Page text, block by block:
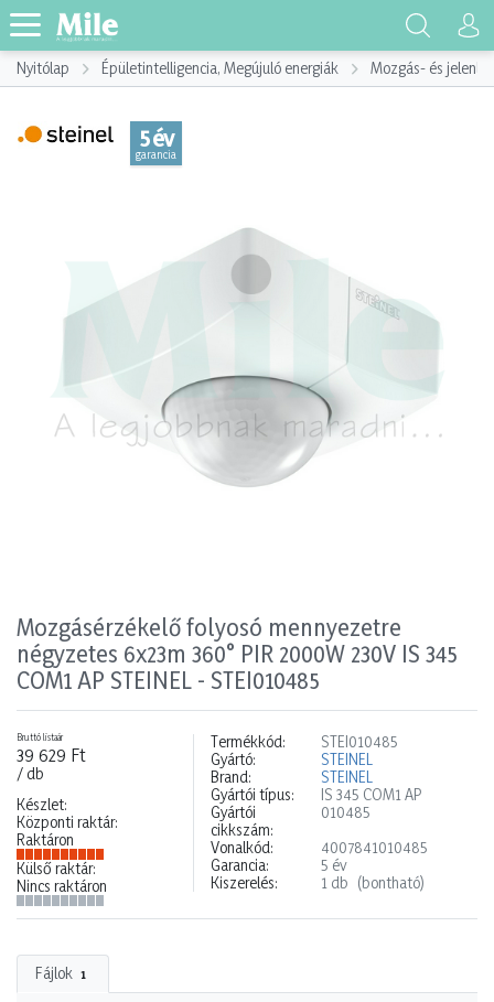
Nyitólap Épületintelligencia, Megújuló energiák Mozgás- és
5 év
garancia
Mozgásérzékelő folyosó mennyezetre
négyzetes 6x23m 360° PIR 2000W 230V IS 345
COM1 AP STEINEL - STEI010485
Bruttó listaár
39 629 Ft
/ db
Készlet:
Központi raktár:
Raktáron
Külső raktár:
Nincs raktáron
Termékkód:
STEI010485
Gyártó:
STEINEL
Brand:
STEINEL
Gyártói típus:
IS 345 COM1 AP
Gyártói
cikkszám:
010485
Vonalkód:
4007841010485
Garancia:
5 év
Kiszerelés:
1 db (bontható)
Fájlok 1